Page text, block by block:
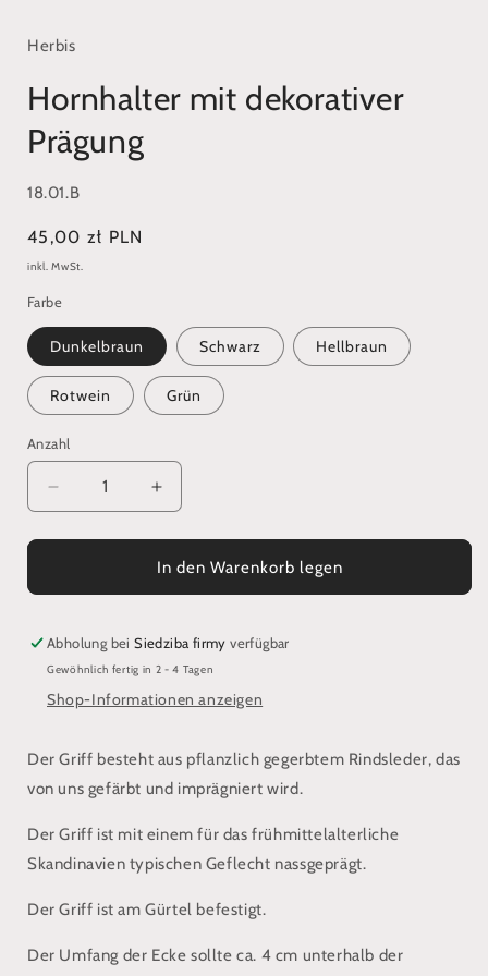
Modal
Herbis
Hornhalter mit dekorativer
Prägung
SKU:
18.01.B
Normaler
Preis
45,00 zł PLN
inkl. MwSt.
Farbe
Dunkelbraun Schwarz Hellbraun
Rotwein Grün
Anzahl
Verringere
die
Menge
dekorativer
Prägung
Erhöhe
die
Menge
für
dekorativer
Prägung
In den Warenkorb legen
Abholung beiSiedziba firmy verfügbar
Gewöhnlich fertig in 2 - 4 Tagen
Shop-Informationen anzeigen
Der Griff besteht aus pflanzlich gegerbtem Rindsleder, das
von uns gefärbt und imprägniert wird.
Der Griff ist mit einem für das frühmittelalterliche
Skandinavien typischen Geflecht nassgeprägt.
Der Griff ist am Gürtel befestigt.
Der Umfang der Ecke sollte ca. 4 cm unterhalb der